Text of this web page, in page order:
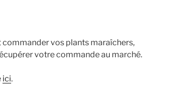
vos plants maraîchers,
votre commande au marché.
ici.